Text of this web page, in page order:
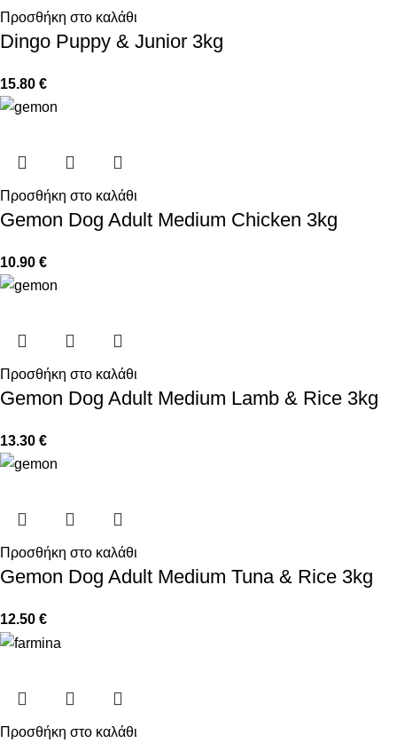
Προσθήκη στο καλάθι
Dingo Puppy & Junior 3kg
15.80 €
Προσθήκη στο καλάθι
Gemon Dog Adult Medium Chicken 3kg
10.90 €
Προσθήκη στο καλάθι
Gemon Dog Adult Medium Lamb & Rice 3kg
13.30 €
Προσθήκη στο καλάθι
Gemon Dog Adult Medium Tuna & Rice 3kg
12.50 €
Προσθήκη στο καλάθι